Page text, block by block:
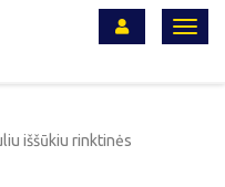
iššūkiu rinktinės